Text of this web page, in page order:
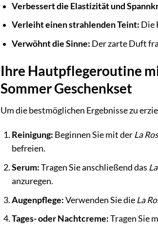
Verbessert die Elastizität und
Verleiht einen strahlenden Teint: Die
Verwöhnt die Sinne: Der zarte Duft
Ihre Hautpflegeroutine
Sommer Geschenkset
Um die bestmöglichen Ergebnisse zu
Reinigung: Beginnen Sie mit derLa
befreien.
Serum:Tragen Sie anschließend das
anzuregen.
Augenpflege:Verwenden Sie dieLa
Tages- oder Nachtcreme:Tragen Sie